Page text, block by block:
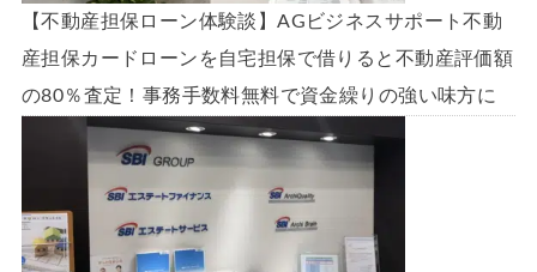
【不動産担保ローン体験談】AGビジネスサポート不動
産担保カードローンを自宅担保で借りると不動産評価額
の80％査定！事務手数料無料で資金繰りの強い味方に